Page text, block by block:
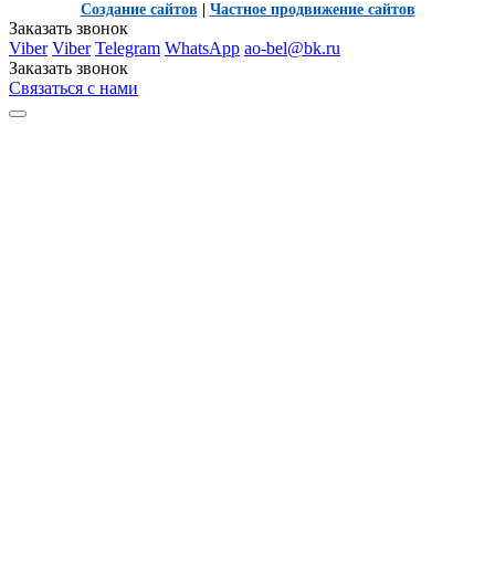
Создание сайтов Частное продвижение сайтов
Заказать звонок
Viber Viber Telegram WhatsApp ao-bel@bk.ru
Заказать звонок
Связаться с нами